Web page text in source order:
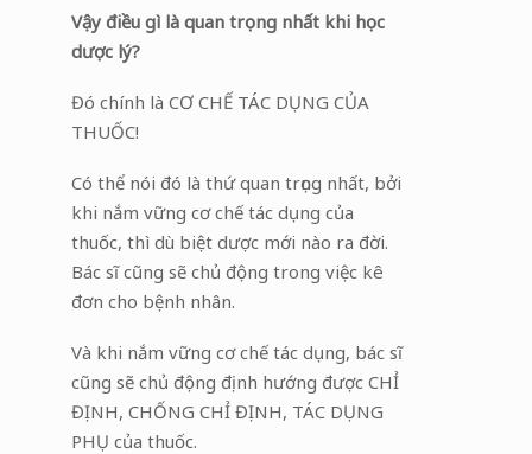
Vậy điều gì là quan trọng nhất khi học
dược lý?
Đó chính là CƠ CHẾ TÁC DỤNG CỦA
THUỐC!
Có thể nói đó là thứ quan trọng nhất, bởi
khi nắm vững cơ chế tác dụng của
thuốc, thì dù biệt dược mới nào ra đời.
Bác sĩ cũng sẽ chủ động trong việc kê
đơn cho bệnh nhân.
Và khi nắm vững cơ chế tác dụng, bác sĩ
cũng sẽ chủ động định hướng được CHỈ
ĐỊNH, CHỐNG CHỈ ĐỊNH, TÁC DỤNG
PHỤ của thuốc.